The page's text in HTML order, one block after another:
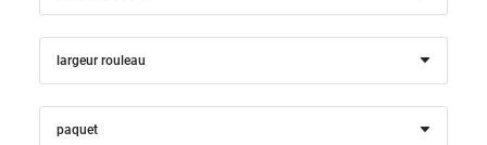
largeur rouleau
paquet